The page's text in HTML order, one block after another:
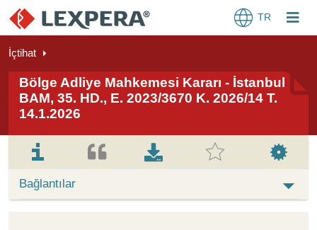
TR
İçtihat
Bölge Adliye Mahkemesi Kararı - İstanbul
BAM, 35. HD., E. 2023/3670 K. 2026/14 T.
14.1.2026
Bağlantılar